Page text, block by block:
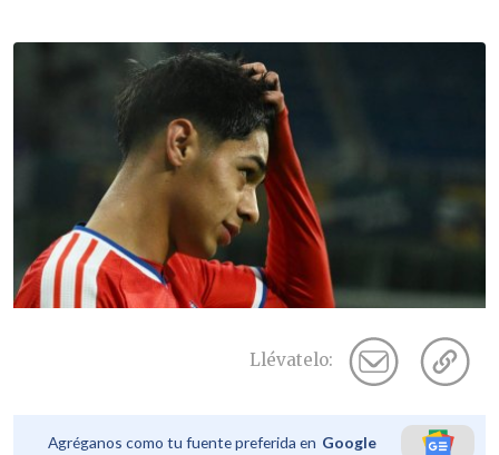
Llévatelo:
Agréganos como tu fuente preferida en Google